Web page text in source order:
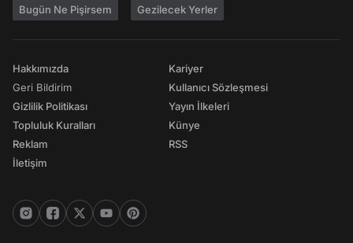
Bugün Ne Pişirsem Gezilecek Yerler
Hakkımızda
Geri Bildirim
Gizlilik Politikası
Topluluk Kuralları
Reklam
İletişim
Kariyer
Kullanıcı Sözleşmesi
Yayın İlkeleri
Künye
RSS